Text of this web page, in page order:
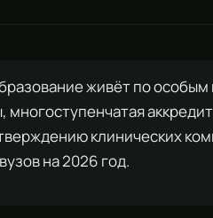
живёт по
клинических
на 2026 год.